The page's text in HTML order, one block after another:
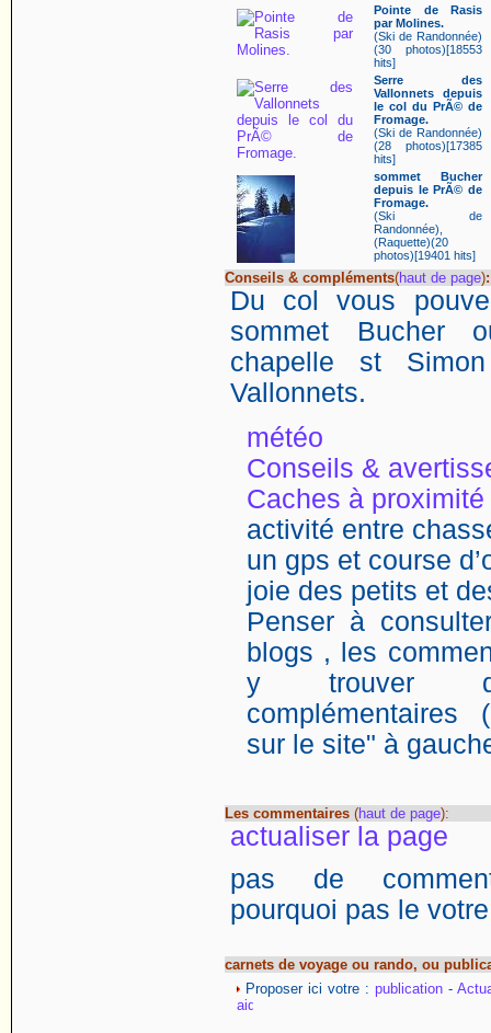
Pointe de Rasis
par Molines.
(Ski de Randonnée)
(30 photos)[18553
hits]
Serre des
Vallonnets depuis
le col du PrÃ© de
Fromage.
(Ski de Randonnée)
(28 photos)[17385
hits]
sommet Bucher
depuis le PrÃ© de
Fromage.
(Ski de
Randonnée),
(Raquette)(20
photos)[19401 hits]
Conseils & compléments(haut de page):
Du col vous
sommet Bucher
chapelle st
Vallonnets.
météo
Conseils &
Caches à proximité
activité entre
un gps et course
joie des petits et
Penser à
blogs , les
y trouver
complémentaires
sur le site" à
Les commentaires (haut de page):
actualiser la page
pas de
pourquoi pas le
carnets de voyage ou rando, ou
Proposer ici votre :publication -